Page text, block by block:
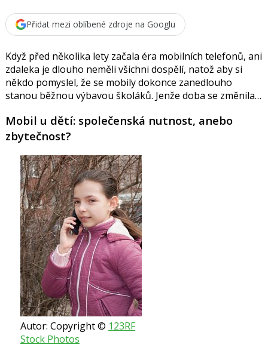
Přidat mezi oblíbené zdroje na Googlu
Když před několika lety začala éra mobilních telefonů, ani
zdaleka je dlouho neměli všichni dospělí, natož aby si
někdo pomyslel, že se mobily dokonce zanedlouho
stanou běžnou výbavou školáků. Jenže doba se změnila…
Mobil u dětí: společenská nutnost, anebo
zbytečnost?
Autor: Copyright © 123RF
Stock Photos